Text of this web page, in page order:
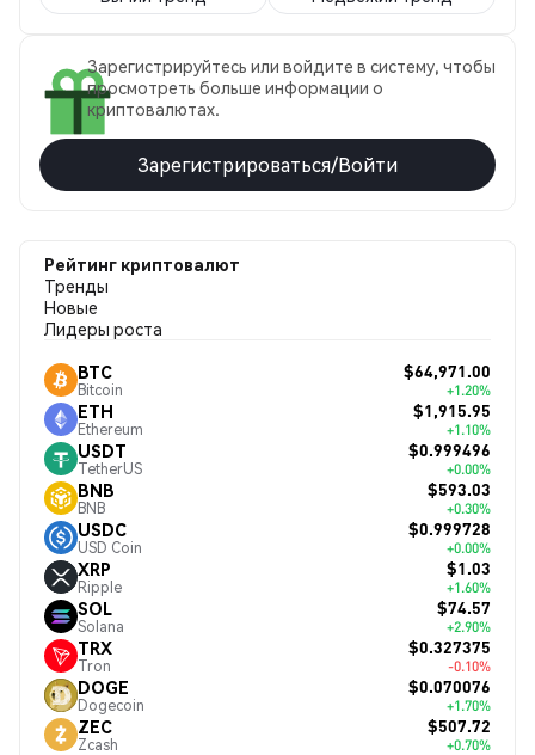
Зарегистрируйтесь или войдите в систему, чтобы
просмотреть больше информации о
криптовалютах.
Зарегистрироваться/Войти
Рейтинг криптовалют
Тренды
Новые
Лидеры роста
BTC
Bitcoin
$64,971.00
+1.20%
ETH
Ethereum
$1,915.95
+1.10%
USDT
TetherUS
$0.999496
+0.00%
BNB
BNB
$593.03
+0.30%
USDC
USD Coin
$0.999728
+0.00%
XRP
Ripple
$1.03
+1.60%
SOL
Solana
$74.57
+2.90%
TRX
Tron
$0.327375
-0.10%
DOGE
Dogecoin
$0.070076
+1.70%
ZEC
Zcash
$507.72
+0.70%